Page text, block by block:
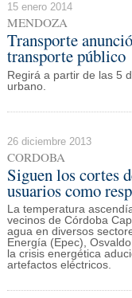
15 enero 2014
MENDOZA
Transporte
transporte público
Regirá a partir de las 5
urbano.
26 diciembre 2013
CORDOBA
Siguen los cortes
usuarios como
La temperatura
vecinos de Córdoba
agua en diversos
Energía (Epec),
la crisis energética
artefactos eléctricos.